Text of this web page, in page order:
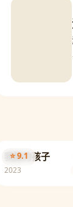
⭐ 9.1
我推的孩子
2023